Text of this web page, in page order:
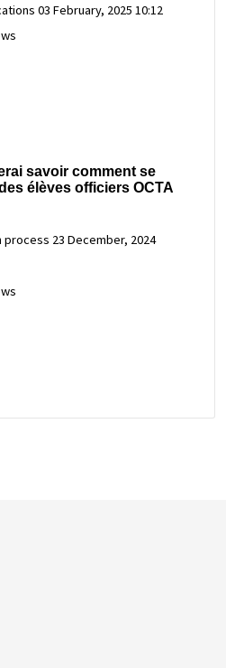
03 February, 2025 10:12
savoir comment se
élèves officiers OCTA
process 23 December, 2024